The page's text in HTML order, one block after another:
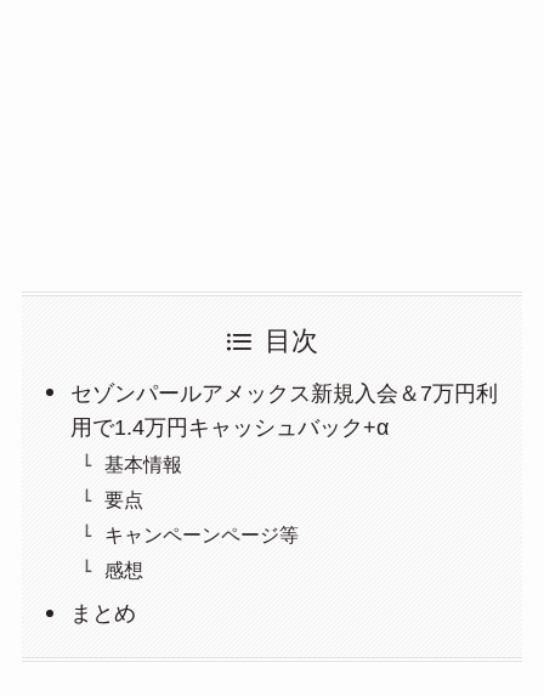
目次
セゾンパールアメックス新規入会＆7万円利
用で1.4万円キャッシュバック+α
基本情報
要点
キャンペーンページ等
感想
まとめ